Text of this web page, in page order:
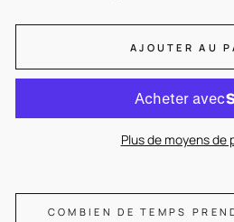
AJOUTER AU
Plus de moyens de
COMBIEN DE TEMPS